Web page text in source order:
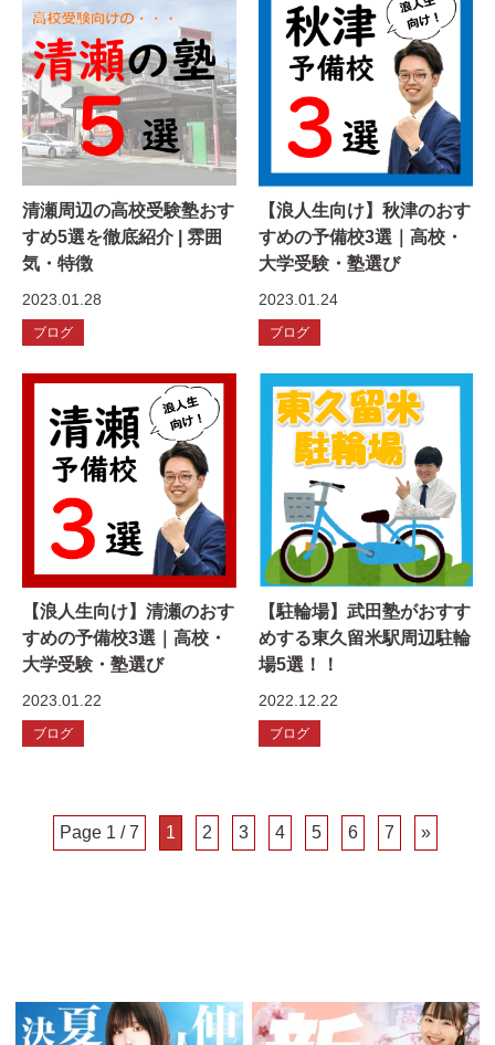
清瀬周辺の高校受験塾おす
すめ5選を徹底紹介 | 雰囲
気・特徴
2023.01.28
ブログ
【浪人生向け】秋津のおす
すめの予備校3選｜高校・
大学受験・塾選び
2023.01.24
ブログ
【浪人生向け】清瀬のおす
すめの予備校3選｜高校・
大学受験・塾選び
2023.01.22
ブログ
【駐輪場】武田塾がおすす
めする東久留米駅周辺駐輪
場5選！！
2022.12.22
ブログ
Page 1 / 7 1 2 3 4 5 6 7 »